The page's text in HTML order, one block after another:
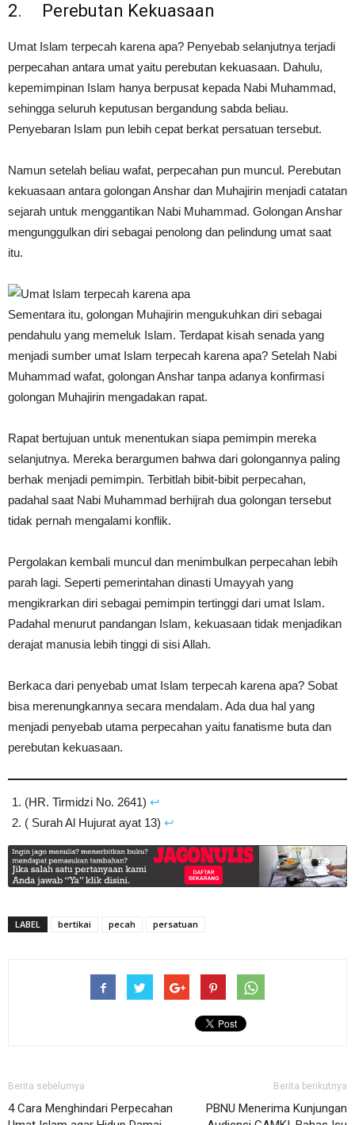
2. Perebutan Kekuasaan
Umat Islam terpecah karena apa? Penyebab selanjutnya terjadi
perpecahan antara umat yaitu perebutan kekuasaan. Dahulu,
kepemimpinan Islam hanya berpusat kepada Nabi Muhammad,
sehingga seluruh keputusan bergandung sabda beliau.
Penyebaran Islam pun lebih cepat berkat persatuan tersebut.
Namun setelah beliau wafat, perpecahan pun muncul. Perebutan
kekuasaan antara golongan Anshar dan Muhajirin menjadi catatan
sejarah untuk menggantikan Nabi Muhammad. Golongan Anshar
mengunggulkan diri sebagai penolong dan pelindung umat saat
itu.
Sementara itu, golongan Muhajirin mengukuhkan diri sebagai
pendahulu yang memeluk Islam. Terdapat kisah senada yang
menjadi sumber umat Islam terpecah karena apa? Setelah Nabi
Muhammad wafat, golongan Anshar tanpa adanya konfirmasi
golongan Muhajirin mengadakan rapat.
Rapat bertujuan untuk menentukan siapa pemimpin mereka
selanjutnya. Mereka berargumen bahwa dari golongannya paling
berhak menjadi pemimpin. Terbitlah bibit-bibit perpecahan,
padahal saat Nabi Muhammad berhijrah dua golongan tersebut
tidak pernah mengalami konflik.
Pergolakan kembali muncul dan menimbulkan perpecahan lebih
parah lagi. Seperti pemerintahan dinasti Umayyah yang
mengikrarkan diri sebagai pemimpin tertinggi dari umat Islam.
Padahal menurut pandangan Islam, kekuasaan tidak menjadikan
derajat manusia lebih tinggi di sisi Allah.
Berkaca dari penyebab umat Islam terpecah karena apa? Sobat
bisa merenungkannya secara mendalam. Ada dua hal yang
menjadi penyebab utama perpecahan yaitu fanatisme buta dan
perebutan kekuasaan.
(HR. Tirmidzi No. 2641) ↩︎
( Surah Al Hujurat ayat 13) ↩︎
LABEL bertikai pecah persatuan
Berita sebelumya
4 Cara Menghindari Perpecahan
Berita berikutnya
PBNU Menerima Kunjungan